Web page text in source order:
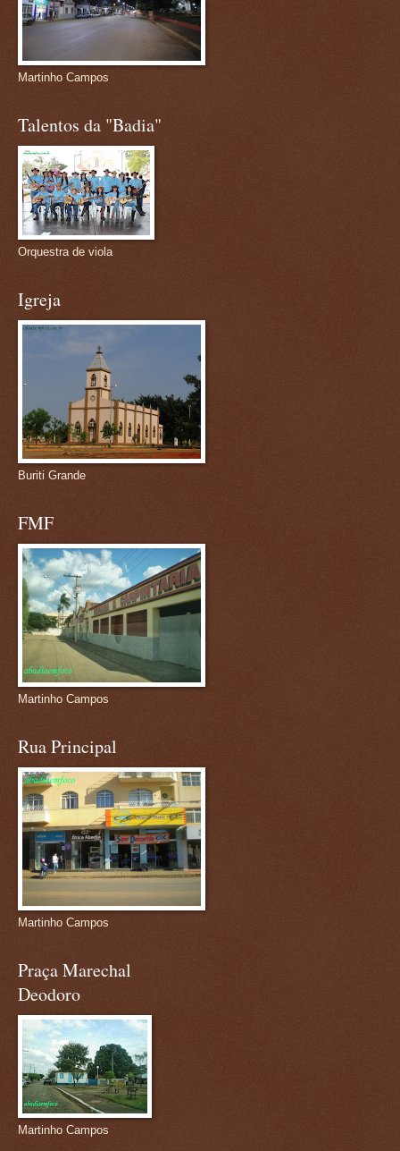
Martinho Campos
Talentos da "Badia"
Orquestra de viola
Igreja
Buriti Grande
FMF
Martinho Campos
Rua Principal
Martinho Campos
Praça Marechal
Deodoro
Martinho Campos